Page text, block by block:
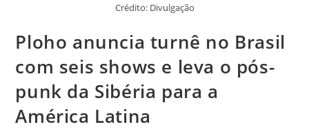
Crédito: Divulgação
Ploho anuncia turnê no Brasil
com seis shows e leva o pós-
punk da Sibéria para a
América Latina